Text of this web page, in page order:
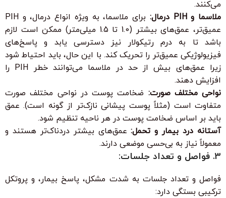
می‌کنند.
ملاسما و PIH درمال:
برای ملاسما، به ویژه انواع درمال، و PIH
عمیق‌تر، عمق‌های بیشتر (1.0 تا 1.5 میلی‌متر) ممکن است لازم
باشد تا به درم رتیکولار نیز دسترسی یابد و پاسخ‌های
فیزیولوژیکی عمیق‌تر را تحریک کند. با این حال، باید احتیاط شود
زیرا عمق‌های بیش از حد در ملاسما می‌توانند خطر PIH را
افزایش دهند.
نواحی مختلف صورت: ضخامت پوست در نواحی مختلف صورت
متفاوت است (مثلاً پوست پیشانی نازک‌تر از گونه است). عمق
باید بر اساس ضخامت پوست در هر ناحیه تنظیم شود.
آستانه درد بیمار و تحمل:عمق‌های بیشتر دردناک‌تر هستند و
معمولاً نیاز به بی‌حسی موضعی دارند.
3. فواصل و تعداد جلسات:
فواصل و تعداد جلسات به شدت مشکل، پاسخ بیمار، و پروتکل
ترکیبی بستگی دارد: